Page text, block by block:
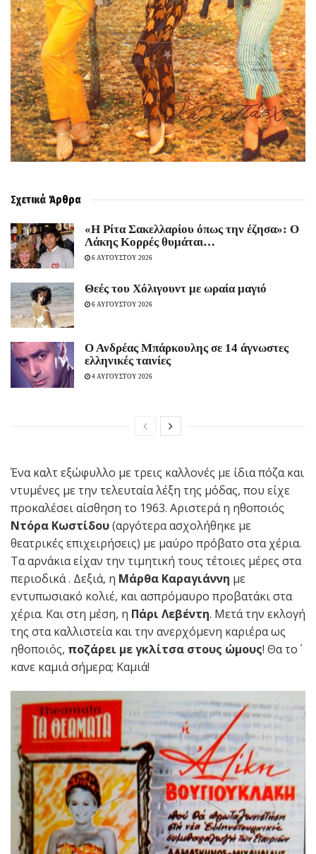
Σχετικά Άρθρα
«Η Ρίτα Σακελλαρίου όπως την έζησα»: Ο
Λάκης Κορρές θυμάται…
6 ΑΥΓΟΥΣΤΟΥ 2026
Θεές του Χόλιγουντ με ωραία μαγιό
6 ΑΥΓΟΥΣΤΟΥ 2026
Ο Ανδρέας Μπάρκουλης σε 14 άγνωστες
ελληνικές ταινίες
4 ΑΥΓΟΥΣΤΟΥ 2026
Ένα καλτ εξώφυλλο με τρεις καλλονές με ίδια πόζα και
ντυμένες με την τελευταία λέξη της μόδας, που είχε
προκαλέσει αίσθηση το 1963. Αριστερά η ηθοποιός
Ντόρα Κωστίδου(αργότερα ασχολήθηκε με
θεατρικές επιχειρήσεις) με μαύρο πρόβατο στα χέρια.
Τα αρνάκια είχαν την τιμητική τους τέτοιες μέρες στα
περιοδικά . Δεξιά, η Μάρθα Καραγιάννη με
εντυπωσιακό κολιέ, και ασπρόμαυρο προβατάκι στα
χέρια. Και στη μέση, η Πάρι Λεβέντη. Μετά την εκλογή
της στα καλλιστεία και την ανερχόμενη καριέρα ως
ηθοποιός, ποζάρει με γκλίτσα στους ώμους! Θα τo΄
κανε καμιά σήμερα; Καμιά!